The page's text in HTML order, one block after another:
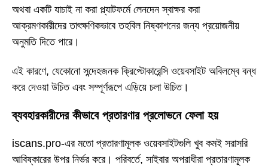
অথবা একটি যাচাই না করা প্ল্যাটফর্মে লেনদেন স্বাক্ষর করা
আক্রমণকারীদের তাৎক্ষণিকভাবে তহবিল নিষ্কাশনের জন্য প্রয়োজনীয়
অনুমতি দিতে পারে।
এই কারণে, যেকোনো সন্দেহজনক ক্রিপ্টোকারেন্সি ওয়েবসাইট অবিলম্বে বন্ধ
করে দেওয়া উচিত এবং সম্পূর্ণরূপে এড়িয়ে চলা উচিত।
ব্যবহারকারীদের কীভাবে প্রতারণার প্রলোভনে ফেলা হয়
iscans.pro-এর মতো প্রতারণামূলক ওয়েবসাইটগুলি খুব কমই সরাসরি
আবিষ্কারের উপর নির্ভর করে। পরিবর্তে, সাইবার অপরাধীরা প্রতারণামূলক